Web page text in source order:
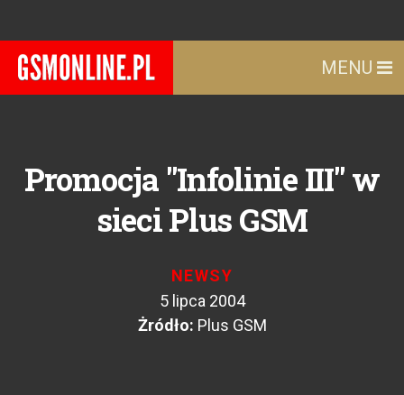
MENU
Promocja "Infolinie III" w
sieci Plus GSM
NEWSY
5 lipca 2004
Żródło: Plus GSM